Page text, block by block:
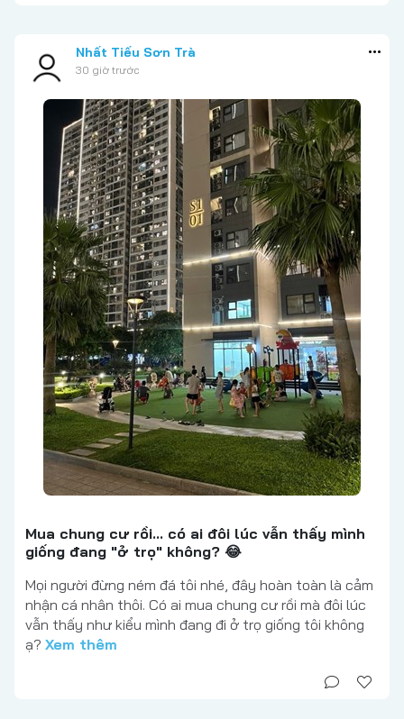
Nhất Tiếu Sơn Trà
30 giờ trước
Mua chung cư rồi... có ai đôi lúc vẫn thấy mình
giống đang "ở trọ" không? 😂
Mọi người đừng ném đá tôi nhé, đây hoàn toàn là cảm
nhận cá nhân thôi. Có ai mua chung cư rồi mà đôi lúc
vẫn thấy như kiểu mình đang đi ở trọ giống tôi không
ạ? Xem thêm